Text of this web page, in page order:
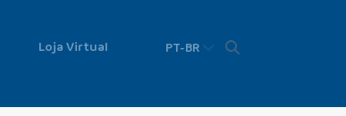
Loja Virtual PT-BR